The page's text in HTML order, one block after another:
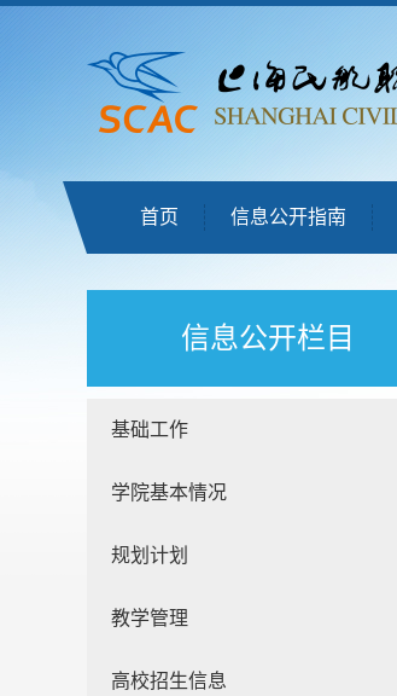
首页 信息公开指南
信息公开栏目
基础工作
学院基本情况
规划计划
教学管理
高校招生信息